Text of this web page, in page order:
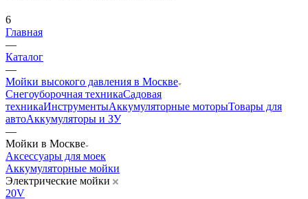
6
Главная
—
Каталог
—
Мойки высокого давления в Москве
Снегоуборочная техникаСадовая
техникаИнструментыАккумуляторные моторыТовары для
автоАккумуляторы и ЗУ
—
Мойки в Москве
Аксессуары для моек
Аккумуляторные мойки
Электрические мойки
20V